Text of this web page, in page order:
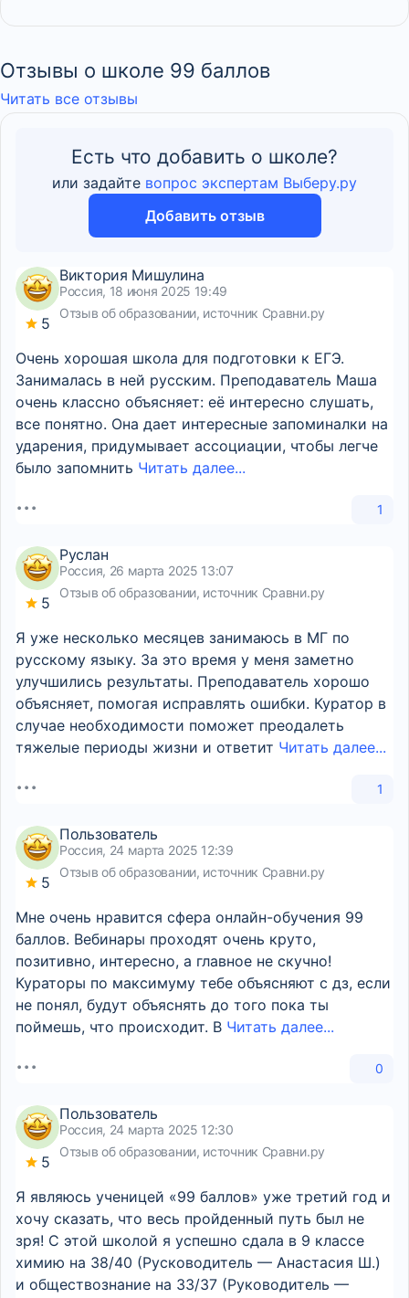
Отзывы о школе 99 баллов
Читать все отзывы
Есть что добавить о школе?
или задайте вопрос экспертам Выберу.ру
Добавить отзыв
5
Виктория Мишулина
Россия, 18 июня 2025 19:49
Отзыв об образовании, источник Сравни.ру
Очень хорошая школа для подготовки к ЕГЭ.
Занималась в ней русским. Преподаватель Маша
очень классно объясняет: её интересно слушать,
все понятно. Она дает интересные запоминалки на
ударения, придумывает ассоциации, чтобы легче
было запомнить Читать далее...
1
5
Руслан
Россия, 26 марта 2025 13:07
Отзыв об образовании, источник Сравни.ру
Я уже несколько месяцев занимаюсь в МГ по
русскому языку. За это время у меня заметно
улучшились результаты. Преподаватель хорошо
объясняет, помогая исправлять ошибки. Куратор в
случае необходимости поможет преодалеть
тяжелые периоды жизни и ответит Читать далее...
1
5
Пользователь
Россия, 24 марта 2025 12:39
Отзыв об образовании, источник Сравни.ру
Мне очень нравится сфера онлайн-обучения 99
баллов. Вебинары проходят очень круто,
позитивно, интересно, а главное не скучно!
Кураторы по максимуму тебе объясняют с дз, если
не понял, будут объяснять до того пока ты
поймешь, что происходит. В Читать далее...
0
5
Пользователь
Россия, 24 марта 2025 12:30
Отзыв об образовании, источник Сравни.ру
Я являюсь ученицей «99 баллов» уже третий год и
хочу сказать, что весь пройденный путь был не
зря! С этой школой я успешно сдала в 9 классе
химию на 38/40 (Русководитель — Анастасия Ш.)
и обществознание на 33/37 (Руководитель —